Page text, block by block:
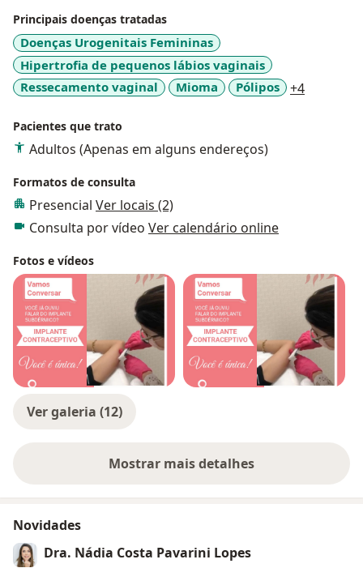
Principais doenças tratadas
Doenças Urogenitais Femininas
Hipertrofia de pequenos lábios vaginais
Ressecamento vaginal
Mioma Pólipos +4
Pacientes que trato
Adultos (Apenas em alguns endereços)
Formatos de consulta
Presencial Ver locais (2)
Consulta por vídeo Ver calendário online
Fotos e vídeos
Ver galeria (12)
Mostrar mais detalhes
sobre a experiência
Novidades
Dra. Nádia Costa Pavarini Lopes